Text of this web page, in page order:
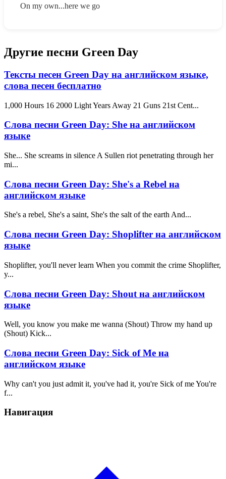
On my own...here we go
Другие песни Green Day
Тексты песен Green Day на английском языке,
слова песен бесплатно
1,000 Hours 16 2000 Light Years Away 21 Guns 21st Cent...
Слова песни Green Day: She на английском
языке
She... She screams in silence A Sullen riot penetrating through her
mi...
Слова песни Green Day: She's a Rebel на
английском языке
She's a rebel, She's a saint, She's the salt of the earth And...
Слова песни Green Day: Shoplifter на английском
языке
Shoplifter, you'll never learn When you commit the crime Shoplifter,
y...
Слова песни Green Day: Shout на английском
языке
Well, you know you make me wanna (Shout) Throw my hand up
(Shout) Kick...
Слова песни Green Day: Sick of Me на
английском языке
Why can't you just admit it, you've had it, you're Sick of me You're
f...
Навигация